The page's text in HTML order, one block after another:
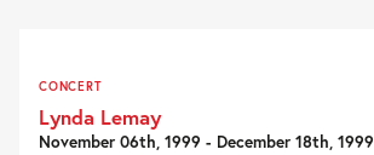
CONCERT
Lynda Lemay
November 06th, 1999 - December 18th, 1999